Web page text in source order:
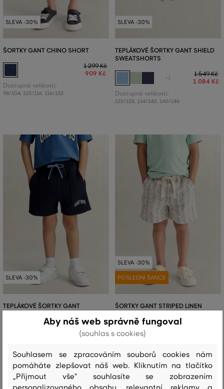
SLEVA -30%
ŠORTKY GANT CHINO SHORT
1 299 Kč
909 Kč
Dostupné velikosti:
98/104, 110/116, 116/122
SLEVA -30%
TEPLÁKOVÉ ŠORTKY GANT SHIELD
SWEATSHORTS
+1
1 549 Kč
1 084 Kč
Dostupné velikosti:
122/128, 134/140, 140/146
SLEVA -30%
TEPLÁKOVÉ ŠORTKY GANT
1 799 Kč
1 259 Kč
98/104, 110/116, 116/122
SLEVA -30%
POSLEDNÍ ŠANCE
ŠORTKY GANT STRIPED LINEN
110/116, 116/122
Aby náš web správně fungoval
(souhlas s cookies)
Souhlasem se zpracováním souborů cookies nám
pomáháte zlepšovat náš web. Kliknutím na tlačítko
„Přijmout vše" souhlasíte se zobrazením